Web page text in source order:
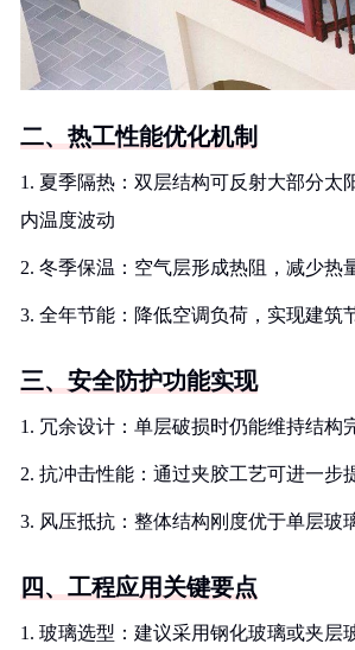
二、热工性能优化机制
1. 夏季隔热：双层结构可反射大部分太
内温度波动
2. 冬季保温：空气层形成热阻，减少热
3. 全年节能：降低空调负荷，实现建筑
三、安全防护功能实现
1. 冗余设计：单层破损时仍能维持结构
2. 抗冲击性能：通过夹胶工艺可进一步
3. 风压抵抗：整体结构刚度优于单层玻
四、工程应用关键要点
1. 玻璃选型：建议采用钢化玻璃或夹层